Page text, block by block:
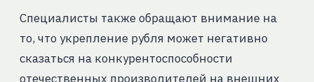
Специалисты также обращают внимание на
то, что укрепление рубля может негативно
сказаться на конкурентоспособности
отечественных производителей на внешних